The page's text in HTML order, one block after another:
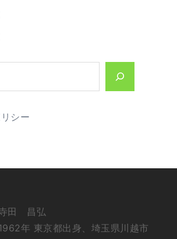
シー
田 昌弘
年 東京都出身、埼玉県川越市